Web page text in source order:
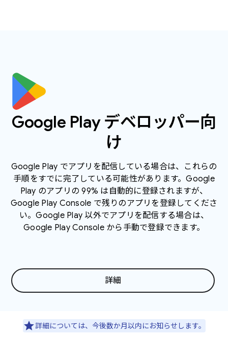
Google Play デベロッパー向
け
Google Play でアプリを配信している場合は、これらの
手順をすでに完了している可能性があります。Google
Play のアプリの 99% は自動的に登録されますが、
Google Play Console で残りのアプリを登録してくださ
い。Google Play 以外でアプリを配信する場合は、
Google Play Console から手動で登録できます。
詳細
詳細については、今後数か月以内にお知らせします。